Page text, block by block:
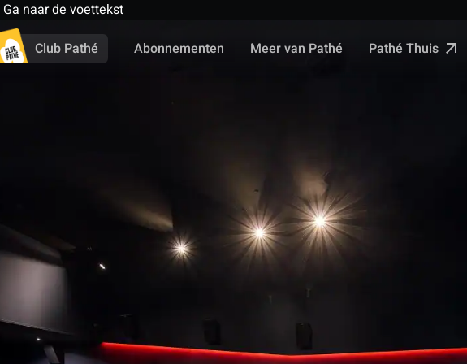
Ga naar de voettekst
Club Pathé Abonnementen Meer van Pathé Pathé Thuis